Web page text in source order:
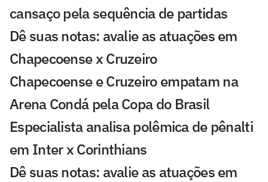
cansaço pela sequência de partidas
Dê suas notas: avalie as atuações em
Chapecoense x Cruzeiro
Chapecoense e Cruzeiro empatam na
Arena Condá pela Copa do Brasil
Especialista analisa polêmica de pênalti
em Inter x Corinthians
Dê suas notas: avalie as atuações em